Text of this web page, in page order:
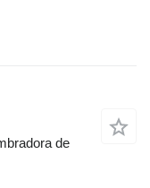
de